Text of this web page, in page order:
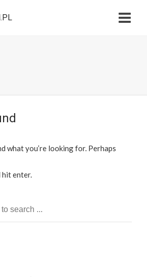
what you’re looking for. Perhaps
hit enter.